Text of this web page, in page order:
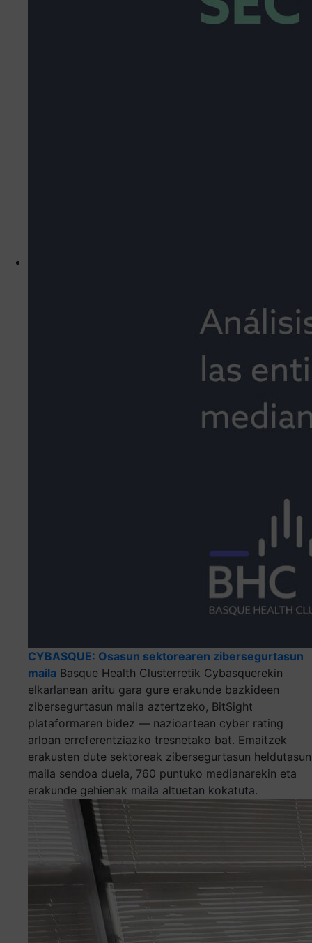
CYBASQUE: Osasun sektorearen zibersegurtasun
maila Basque Health Clusterretik Cybasquerekin
elkarlanean aritu gara gure erakunde bazkideen
zibersegurtasun maila aztertzeko, BitSight
plataformaren bidez — nazioartean cyber rating
arloan erreferentziazko tresnetako bat. Emaitzek
erakusten dute sektoreak zibersegurtasun heldutasun
maila sendoa duela, 760 puntuko medianarekin eta
erakunde gehienak maila altuetan kokatuta.